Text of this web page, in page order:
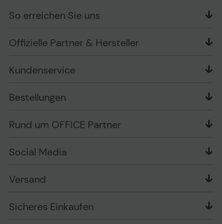
Offizielle Partner & Hersteller
Kundenservice
Bewertungsrichtlinien
Wissen mit OP
Markenshops
Garantiearten
Information zur Entsorgung von Batterien und
Vertrag widerrufen
Bestellungen
Versand im Namen Dritter
Muster-Widerrufsformular
Versandinformationen
Sicheres Einkaufen
AGB
Rund um OFFICE Partner
Stellenangebote
Playox.de
Presse
Impressum
So erreichen Sie uns
Schlesierring 35
Telefon: +49 (0) 2542 / 9558250
Ansprechpartner bei fehlerhafter Ware und Schäden
Social Media
Versand
Sicheres Einkaufen